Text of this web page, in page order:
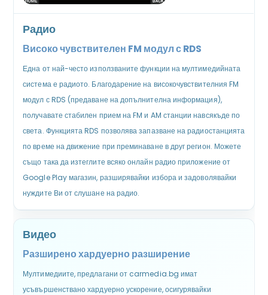
Радио
Високо чувствителен FM модул с RDS
Една от най-често използваните функции на мултимедийната
система е радиото. Благодарение на високочувствителния FM
модул с RDS (предаване на допълнителна информация),
получавате стабилен прием на FM и AM станции навсякъде по
света. Функцията RDS позволява запазване на радиостанцията
по време на движение при преминаване в друг регион. Можете
също така да изтеглите всяко онлайн радио приложение от
Google Play магазин, разширявайки избора и задоволявайки
нуждите Ви от слушане на радио.
Видео
Разширено хардуерно разширение
Мултимедиите, предлагани от carmedia.bg имат
усъвършенствано хардуерно ускорение, осигурявайки